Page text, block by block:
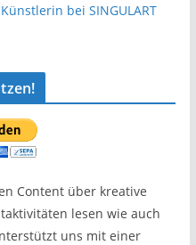
bei SINGULART
Content über kreative
lesen wie auch
uns mit einer